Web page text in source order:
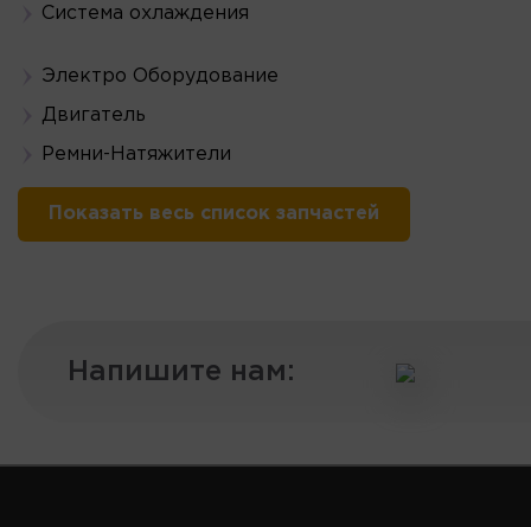
Система охлаждения
Электро Оборудование
Двигатель
Ремни-Натяжители
Показать весь список запчастей
Напишите нам: